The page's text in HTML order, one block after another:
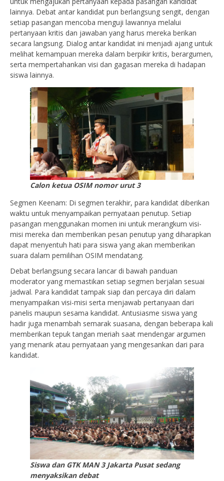
lainnya. Debat antar kandidat pun berlangsung sengit, dengan
setiap pasangan mencoba menguji lawannya melalui
pertanyaan kritis dan jawaban yang harus mereka berikan
secara langsung. Dialog antar kandidat ini menjadi ajang untuk
melihat kemampuan mereka dalam berpikir kritis, berargumen,
serta mempertahankan visi dan gagasan mereka di hadapan
siswa lainnya.
Calon ketua OSIM nomor urut 3
Segmen Keenam: Di segmen terakhir, para kandidat diberikan
waktu untuk menyampaikan pernyataan penutup. Setiap
pasangan menggunakan momen ini untuk merangkum visi-
misi mereka dan memberikan pesan penutup yang diharapkan
dapat menyentuh hati para siswa yang akan memberikan
suara dalam pemilihan OSIM mendatang.
Debat berlangsung secara lancar di bawah panduan
moderator yang memastikan setiap segmen berjalan sesuai
jadwal. Para kandidat tampak siap dan percaya diri dalam
menyampaikan visi-misi serta menjawab pertanyaan dari
panelis maupun sesama kandidat. Antusiasme siswa yang
hadir juga menambah semarak suasana, dengan beberapa kali
memberikan tepuk tangan meriah saat mendengar argumen
yang menarik atau pernyataan yang mengesankan dari para
kandidat.
Siswa dan GTK MAN 3 Jakarta Pusat sedang
menyaksikan debat